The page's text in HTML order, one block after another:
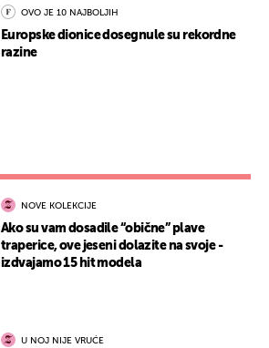
OVO JE 10 NAJBOLJIH
Europske dionice dosegnule su rekordne
razine
NOVE KOLEKCIJE
Ako su vam dosadile “obične” plave
traperice, ove jeseni dolazite na svoje -
izdvajamo 15 hit modela
U NOJ NIJE VRUĆE